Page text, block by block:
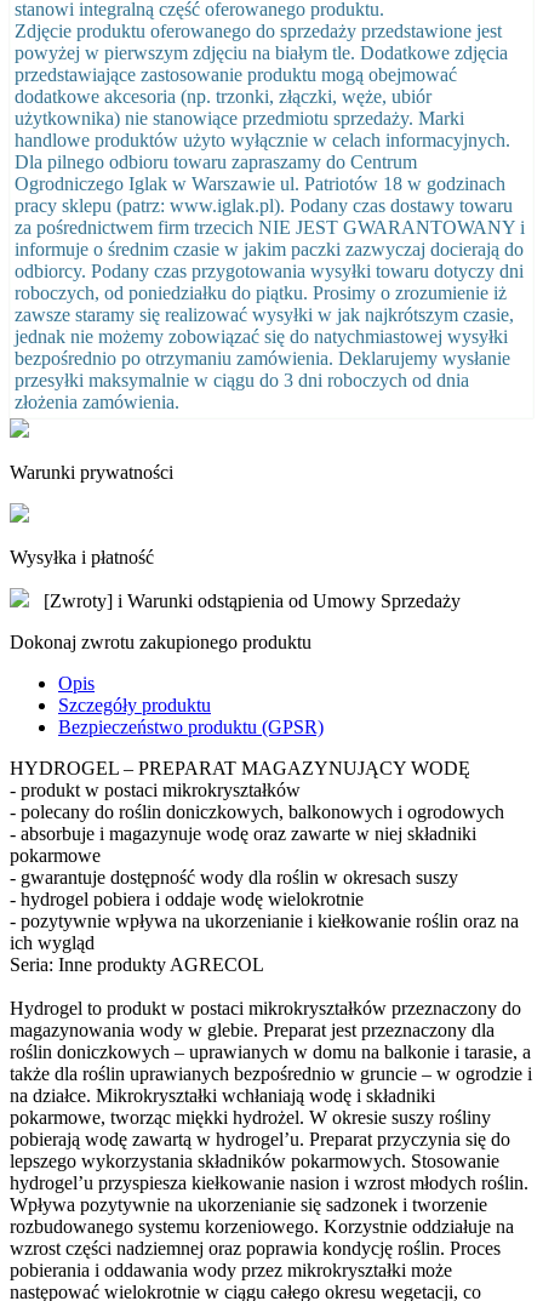
stanowi integralną część oferowanego produktu.
Zdjęcie produktu oferowanego do sprzedaży przedstawione jest
powyżej w pierwszym zdjęciu na białym tle. Dodatkowe zdjęcia
przedstawiające zastosowanie produktu mogą obejmować
dodatkowe akcesoria (np. trzonki, złączki, węże, ubiór
użytkownika) nie stanowiące przedmiotu sprzedaży. Marki
handlowe produktów użyto wyłącznie w celach informacyjnych.
Dla pilnego odbioru towaru zapraszamy do Centrum
Ogrodniczego Iglak w Warszawie ul. Patriotów 18 w godzinach
pracy sklepu (patrz: www.iglak.pl). Podany czas dostawy towaru
za pośrednictwem firm trzecich NIE JEST GWARANTOWANY i
informuje o średnim czasie w jakim paczki zazwyczaj docierają do
odbiorcy. Podany czas przygotowania wysyłki towaru dotyczy dni
roboczych, od poniedziałku do piątku. Prosimy o zrozumienie iż
zawsze staramy się realizować wysyłki w jak najkrótszym czasie,
jednak nie możemy zobowiązać się do natychmiastowej wysyłki
bezpośrednio po otrzymaniu zamówienia. Deklarujemy wysłanie
przesyłki maksymalnie w ciągu do 3 dni roboczych od dnia
złożenia zamówienia.
Warunki prywatności
Wysyłka i płatność
[Zwroty] i Warunki odstąpienia od Umowy Sprzedaży
Dokonaj zwrotu zakupionego produktu
Opis
Szczegóły produktu
Bezpieczeństwo produktu (GPSR)
HYDROGEL – PREPARAT MAGAZYNUJĄCY WODĘ
- produkt w postaci mikrokryształków
- polecany do roślin doniczkowych, balkonowych i ogrodowych
- absorbuje i magazynuje wodę oraz zawarte w niej składniki
pokarmowe
- gwarantuje dostępność wody dla roślin w okresach suszy
- hydrogel pobiera i oddaje wodę wielokrotnie
- pozytywnie wpływa na ukorzenianie i kiełkowanie roślin oraz na
ich wygląd
Seria: Inne produkty AGRECOL
Hydrogel to produkt w postaci mikrokryształków przeznaczony do
magazynowania wody w glebie. Preparat jest przeznaczony dla
roślin doniczkowych – uprawianych w domu na balkonie i tarasie, a
także dla roślin uprawianych bezpośrednio w gruncie – w ogrodzie i
na działce. Mikrokryształki wchłaniają wodę i składniki
pokarmowe, tworząc miękki hydrożel. W okresie suszy rośliny
pobierają wodę zawartą w hydrogel’u. Preparat przyczynia się do
lepszego wykorzystania składników pokarmowych. Stosowanie
hydrogel’u przyspiesza kiełkowanie nasion i wzrost młodych roślin.
Wpływa pozytywnie na ukorzenianie się sadzonek i tworzenie
rozbudowanego systemu korzeniowego. Korzystnie oddziałuje na
wzrost części nadziemnej oraz poprawia kondycję roślin. Proces
pobierania i oddawania wody przez mikrokryształki może
następować wielokrotnie w ciągu całego okresu wegetacji, co